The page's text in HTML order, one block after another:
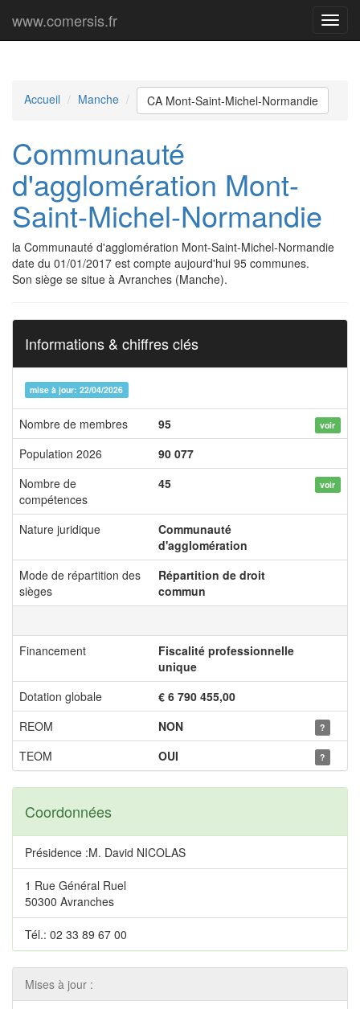
Menu
www.comersis.fr
Accueil Manche CA Mont-Saint-Michel-Normandie
Communauté
d'agglomération Mont-
Saint-Michel-Normandie
la Communauté d'agglomération Mont-Saint-Michel-Normandie
date du 01/01/2017 est compte aujourd'hui 95 communes.
Son siège se situe à Avranches (Manche).
Informations & chiffres clés
mise à jour: 22/04/2026
Nombre de membres 95 voir
Population 2026
90 077
Nombre de
compétences
45 voir
Nature juridique
Communauté
d'agglomération
Mode de répartition des
sièges
Répartition de droit
commun
Financement
Fiscalité professionnelle
unique
Dotation globale
€ 6 790 455,00
REOM
NON ?
TEOM OUI ?
Coordonnées
Présidence :M. David NICOLAS
1 Rue Général Ruel
50300 Avranches
Tél.: 02 33 89 67 00
Mises à jour :